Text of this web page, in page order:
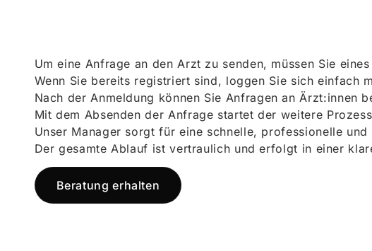
Um eine Anfrage an den Arzt zu senden, müssen Sie
Wenn Sie bereits registriert sind, loggen Sie sich einfach
Nach der Anmeldung können Sie Anfragen an Ärzt:innen
Mit dem Absenden der Anfrage startet der weitere
Unser Manager sorgt für eine schnelle, professionelle
Der gesamte Ablauf ist vertraulich und erfolgt in einer
Beratung erhalten